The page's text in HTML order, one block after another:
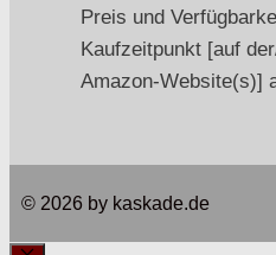
Preis und
Kaufzeitpunkt [auf
Amazon-Website(s)]
© 2026 by kaskade.de